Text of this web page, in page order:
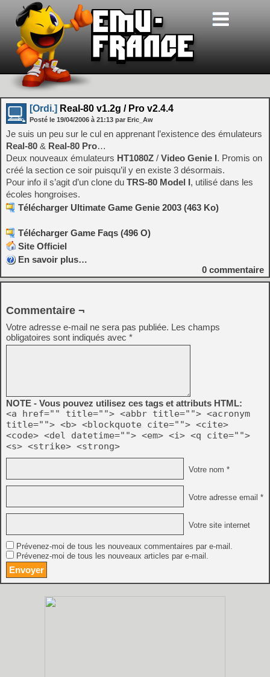
[Ordi.] Real-80 v1.2g / Pro v2.4.4
Posté le 19/04/2006 à 21:13 par Eric_Aw
Je suis un peu sur le cul en apprenant l’existence des émulateurs
Real-80 & Real-80 Pro…
Deux nouveaux émulateurs HT1080Z / Video Genie I. Promis on
créé la section ce soir puisqu’il y en existe 3 désormais.
Pour info il s’agit d’un clone du TRS-80 Model I, utilisé dans les
écoles hongroises.
Télécharger Ultimate Game Genie 2003 (463 Ko)
Télécharger Game Faqs (496 O)
Site Officiel
En savoir plus…
0 commentaire
Commentaire ¬
Votre adresse e-mail ne sera pas publiée. Les champs
obligatoires sont indiqués avec *
NOTE - Vous pouvez utilisez ces tags et attributs HTML:
<a href="" title=""> <abbr title=""> <acronym
title=""> <b> <blockquote cite=""> <cite>
<code> <del datetime=""> <em> <i> <q cite="">
<s> <strike> <strong>
Votre nom *
Votre adresse email *
Votre site internet
Prévenez-moi de tous les nouveaux commentaires par e-mail.
Prévenez-moi de tous les nouveaux articles par e-mail.